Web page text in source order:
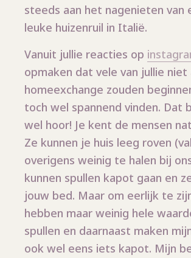
steeds aan het nagenieten van
leuke huizenruil in Italië.
Vanuit jullie reacties op
opmaken dat vele van jullie niet
homeexchange zouden
toch wel spannend vinden. Dat
wel hoor! Je kent de mensen
Ze kunnen je huis leeg roven
overigens weinig te halen bij
kunnen spullen kapot gaan en
jouw bed. Maar om eerlijk te
hebben maar weinig hele
spullen en daarnaast maken
ook wel eens iets kapot. Mijn